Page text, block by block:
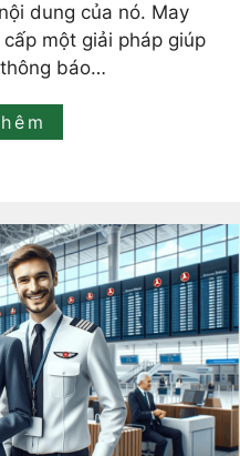
dung của nó. May
một giải pháp giúp
báo…